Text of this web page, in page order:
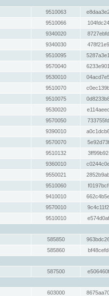
9510063
9510066
9340020
9340030
9510095
9570040
9530010
9510070
9510075
9530020
9570050
9390010
9570070
9510132
9360010
9550021
9510060
9410010
9570010
9510010
585850
585860
587500
603000